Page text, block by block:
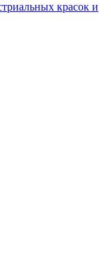
красок и